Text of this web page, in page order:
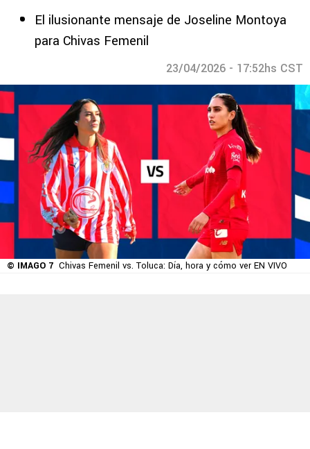
El ilusionante mensaje de Joseline Montoya
para Chivas Femenil
23/04/2026 - 17:52hs CST
© IMAGO 7 Chivas Femenil vs. Toluca: Día, hora y cómo ver EN VIVO